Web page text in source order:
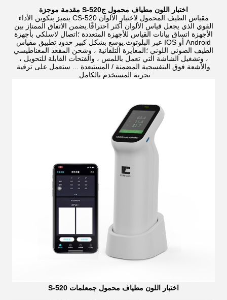
اختبار اللون مطياف محمول جS-520 مقدمة موجزة
مقياس الطيف المحمول لاختبار الألوان CS-520 يتميز بتكوين الأداء
القوي الذي يجعل قياس الألوان أكثر احترافًا.يضمن الاتفاق الممتاز بين
الأجهزة اتساق بيانات القياس للأجهزة المتعددة ؛اتصال لاسلكي بأجهزة
Android أو IOS عبر البلوتوث.يوسع بشكل كبير حدود تطبيق مقياس
الطيف الضوئي اللوني ؛المعايرة التلقائية ، وشحن المقعد المغناطيسي
، وتشغيل الشاشة التي تعمل باللمس ، والفتحات القابلة للتحويل ،
والأشعة فوق البنفسجية المضمنة / المستبعدة ... ستعمل على ترقية
تجربة المستخدم بالكامل.
اختبار اللون مطياف محمول جمعلمات S-520